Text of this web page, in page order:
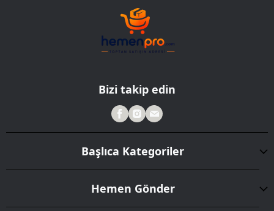
Bizi takip edin
Başlıca Kategoriler
Hemen Gönder